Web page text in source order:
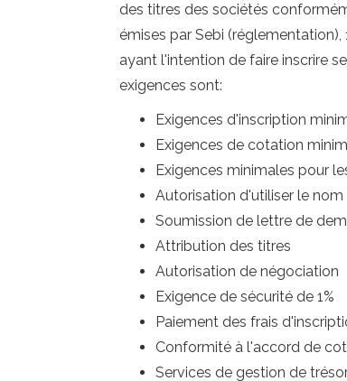
des titres des sociétés
émises par Sebi
ayant l'intention de faire inscrire
exigences sont:
Exigences d'inscription
Exigences de cotation
Exigences minimales pour
Autorisation d'utiliser le
Soumission de lettre de
Attribution des titres
Autorisation de négociation
Exigence de sécurité de 1%
Paiement des frais
Conformité à l'accord de
Services de gestion de